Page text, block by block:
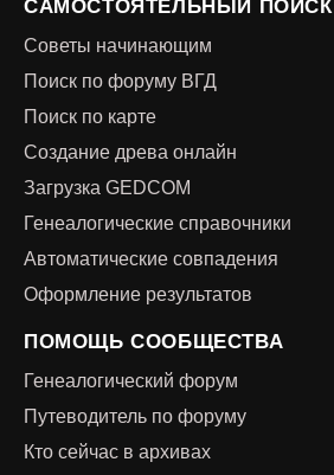
САМОСТОЯТЕЛЬНЫЙ ПОИСК
Советы начинающим
Поиск по форуму ВГД
Поиск по карте
Создание древа онлайн
Загрузка GEDCOM
Генеалогические справочники
Автоматические совпадения
Оформление результатов
ПОМОЩЬ СООБЩЕСТВА
Генеалогический форум
Путеводитель по форуму
Кто сейчас в архивах